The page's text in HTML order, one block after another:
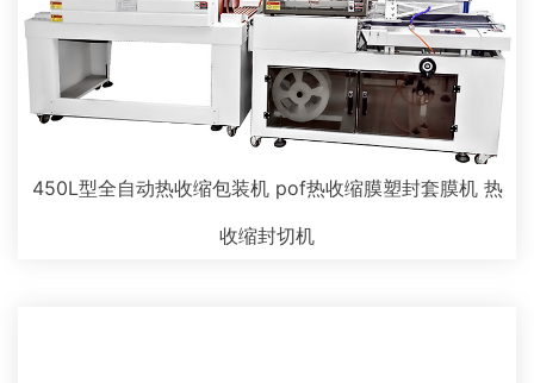
450L型全自动热收缩包装机 pof热收缩膜塑封套膜机 热
收缩封切机